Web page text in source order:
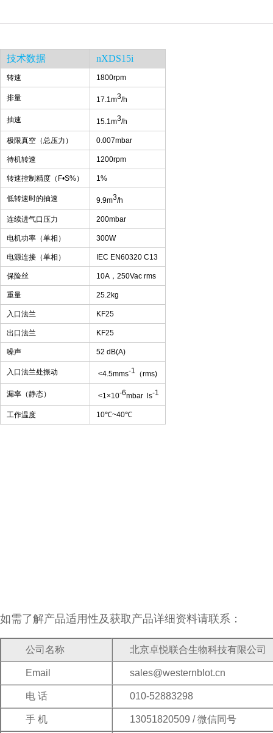
技术数据 nXDS15i
转速 1800rpm
排量 17.1m3/h
抽速 15.1m3/h
极限真空（总压力） 0.007mbar
待机转速 1200rpm
转速控制精度（ F•S%） 1%
低转速时的抽速 9.9m3/h
连续进气口压力 200mbar
电机功率（单相） 300W
电源连接（单相） IEC EN60320 C13
保险丝 10A ， 250Vac rms
重量 25.2kg
入口法兰 KF25
出口法兰 KF25
噪声 52 dB(A)
入口法兰处振动 <4.5mms-1 （rms)
漏率（静态） <1×10-6mbar ls-1
工作温度 10℃~40℃
如需了解产品适用性及获取产品详细资料请联系：
公司名称 北京卓悦联合生物科技有限公司
Email sales@westernblot.cn
电 话 010-52883298
手 机 13051820509 / 微信同号